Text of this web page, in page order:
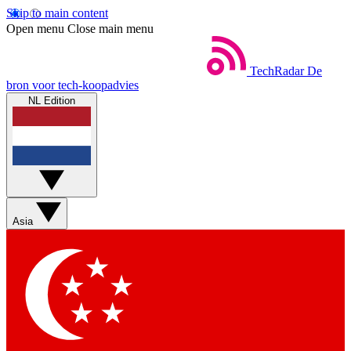
Skip to main content
Open menu Close main menu
TechRadar De
bron voor tech-koopadvies
NL Edition
Asia